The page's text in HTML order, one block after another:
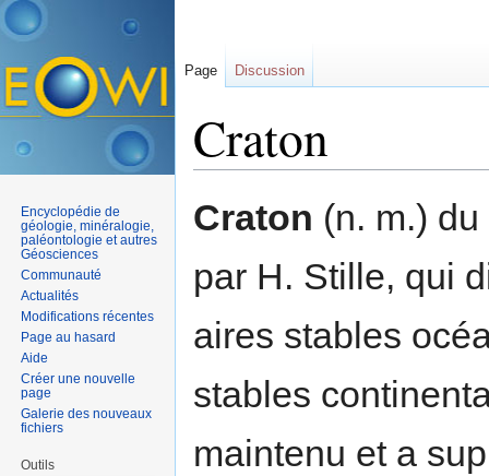
Craton
Craton (n. m.)
par H. Stille, qui
aires stables
stables
maintenu et a
Page Discussion
Encyclopédie de
géologie, minéralogie,
paléontologie et autres
Géosciences
Communauté
Actualités
Modifications récentes
Page au hasard
Aide
Créer une nouvelle
page
Galerie des nouveaux
fichiers
Outils